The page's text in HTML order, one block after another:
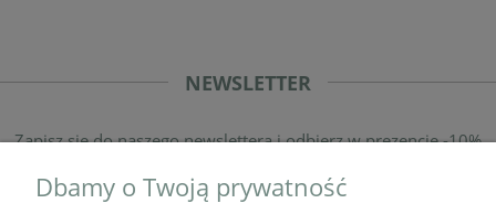
NEWSLETTER
Zapisz się do naszego newslettera i odbierz w prezencie -10%
Dbamy o Twoją prywatność